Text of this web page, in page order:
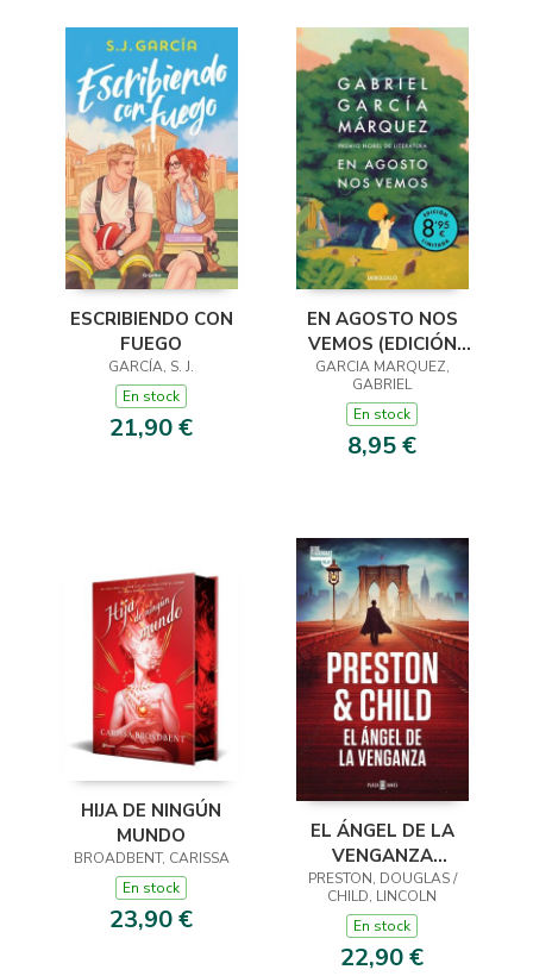
ESCRIBIENDO CON
FUEGO
GARCÍA, S. J.
En stock
21,90 €
EN AGOSTO NOS
VEMOS (EDICIÓN
LIMITADA)
GARCIA MARQUEZ,
GABRIEL
En stock
8,95 €
HIJA DE NINGÚN
MUNDO
BROADBENT, CARISSA
En stock
23,90 €
EL ÁNGEL DE LA
VENGANZA
(INSPECTOR
PENDERGAST 22)
PRESTON, DOUGLAS /
CHILD, LINCOLN
En stock
22,90 €